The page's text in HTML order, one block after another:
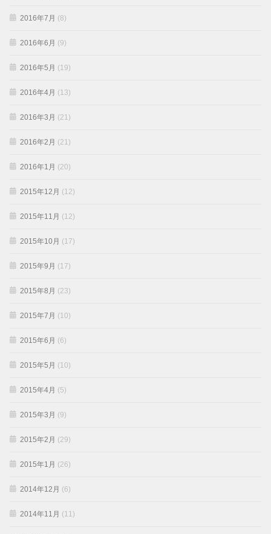
2016年7月 (8)
2016年6月 (9)
2016年5月 (19)
2016年4月 (13)
2016年3月 (21)
2016年2月 (21)
2016年1月 (20)
2015年12月 (12)
2015年11月 (12)
2015年10月 (17)
2015年9月 (17)
2015年8月 (23)
2015年7月 (10)
2015年6月 (6)
2015年5月 (10)
2015年4月 (5)
2015年3月 (9)
2015年2月 (29)
2015年1月 (26)
2014年12月 (6)
2014年11月 (11)